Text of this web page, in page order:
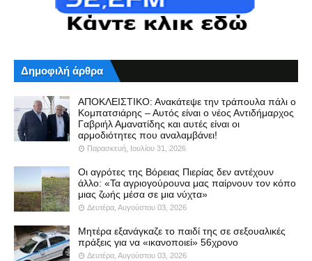
Δημοφιλή άρθρα
ΑΠΟΚΛΕΙΣΤΙΚΟ: Ανακάτεψε την τράπουλα πάλι ο
Κομπατσιάρης – Αυτός είναι ο νέος Αντιδήμαρχος
Γαβριήλ Αμανατίδης και αυτές είναι οι
αρμοδιότητες που αναλαμβάνει!
Παρασκευή, Ιουλίου 31, 2026
Οι αγρότες της Βόρειας Πιερίας δεν αντέχουν
άλλο: «Τα αγριογούρουνα μας παίρνουν τον κόπο
μιας ζωής μέσα σε μια νύχτα»
Δευτέρα, Αυγούστου 03, 2026
Μητέρα εξανάγκαζε το παιδί της σε σεξουαλικές
πράξεις για να «ικανοποιεί» 56χρονο
Δευτέρα, Αυγούστου 03, 2026